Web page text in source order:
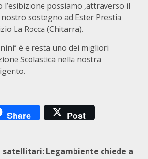
l’esibizione possiamo ,attraverso il
sostegno ad Ester Prestia
La Rocca (Chitarra).
è e resta uno dei migliori
Scolastica nella nostra
Share Post
satellitari: Legambiente chiede a